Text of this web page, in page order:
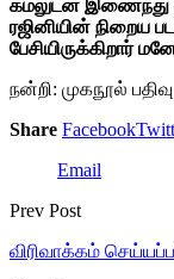
கமலுடன் இணைந்து
ரஜினியின் நிறைய
பேசியிருக்கிறார்
நன்றி: முகநூல் பதிவு
Share Facebook
Email
Prev Post
விரிவாக்கம்